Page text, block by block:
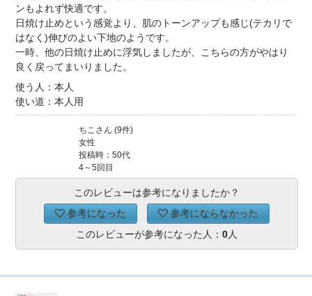
ンもよれず快適です。
日焼け止めという感覚より、肌のトーンアップも感じ(テカリで
はなく)伸びのよい下地のようです。
一時、他の日焼け止めに浮気しましたが、こちらの方がやはり
良く戻ってまいりました。
使う人：本人
使い道：本人用
ちこさん (9件)
女性
投稿時：50代
4～5回目
このレビューは参考になりましたか？
参考になった
参考にならなかった
このレビューが参考になった人： 0人